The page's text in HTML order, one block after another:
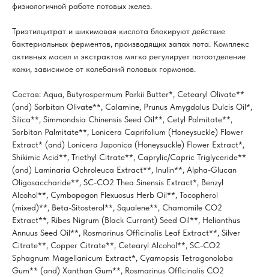
физиологичной работе потовых желез.
Триэтилцитрат и шикимовая кислота блокируют действие
бактериальных ферментов, производящих запах пота. Комплекс
активных масел и экстрактов мягко регулирует потоотделение
кожи, зависимое от колебаний половых гормонов.
Состав: Aqua, Butyrospermum Parkii Butter*, Cetearyl Olivаte**
(and) Sorbitan Olivate**, Calamine, Prunus Amygdalus Dulcis Oil*,
Silica**, Simmondsia Chinensis Seed Oil**, Cetyl Palmitate**,
Sorbitan Palmitate**, Lonicera Caprifolium (Honeysuckle) Flower
Extract* (and) Lonicera Japonica (Honeysuckle) Flower Extract*,
Shikimic Acid**, Triethyl Citrate**, Caprylic/Capric Triglyceride**
(and) Laminaria Ochroleuca Extract**, Inulin**, Alpha-Glucan
Oligosaccharide**, SC-CO2 Thea Sinensis Extract*, Benzyl
Alcohol**, Cymbopogon Flexuosus Herb Oil**, Tocopherol
(mixed)**, Beta-Sitosterol**, Squalene**, Chamomile CO2
Extract**, Ribes Nigrum (Black Currant) Seed Oil**, Helianthus
Annuus Seed Oil**, Rosmarinus Officinalis Leaf Extract**, Silver
Citrate**, Copper Citrate**, Сetearyl Alcohol**, SC-CO2
Sphagnum Magellanicum Extract*, Cyamopsis Tetragonoloba
Gum** (and) Xanthan Gum**, Rosmarinus Officinalis CO2